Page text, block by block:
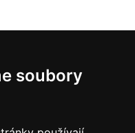
soubory